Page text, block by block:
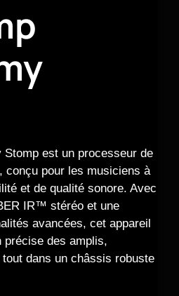
Stomp est un processeur de
conçu pour les musiciens à
et de qualité sonore. Avec
IR™ stéréo et une
avancées, cet appareil
précise des amplis,
dans un châssis robuste